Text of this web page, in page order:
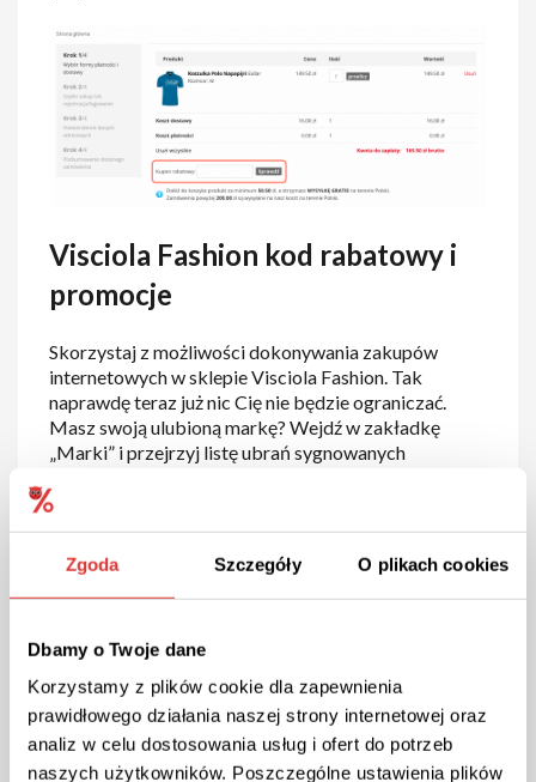
Zgoda Szczegóły O plikach cookies
Dbamy o Twoje dane
Korzystamy z plików cookie dla zapewnienia
prawidłowego działania naszej strony internetowej oraz
analiz w celu dostosowania usług i ofert do potrzeb
naszych użytkowników. Poszczególne ustawienia plików
Visciola Fashion kod rabatowy i
promocje
Skorzystaj z możliwości dokonywania zakupów
internetowych w sklepie Visciola Fashion. Tak
naprawdę teraz już nic Cię nie będzie ograniczać.
Masz swoją ulubioną markę? Wejdź w zakładkę
„Marki” i przejrzyj listę ubrań sygnowanych
Ciebie przemawia.
Fashionsprawią, że nie jeden łowca modowych
perełek i okazji będzie zadowolony! Lubisz dobrze
wyglądać, a przy tym nie chcesz tracić fortuny?
Dzięki zakupom w sklepie internetowym Visciola
Kod rabatowy Visciola Fashion –
rodzaje i korzyści